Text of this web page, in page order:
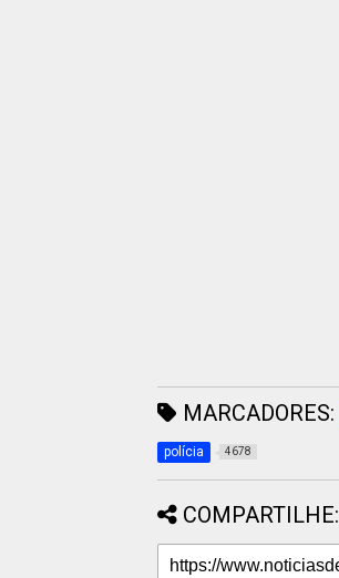
MARCADORES:
polícia 4678
COMPARTILHE: